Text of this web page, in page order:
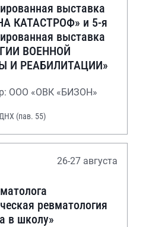
выставка
КАТАСТРОФ» и 5-я
выставка
ВОЕННОЙ
И РЕАБИЛИТАЦИИ»
ООО «ОВК «БИЗОН»
(пав. 55)
26-27 августа
ревматология
в школу»